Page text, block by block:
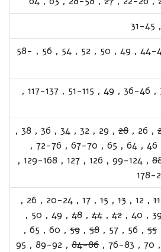
,
31-45
44-
,
49
,
50
,
52
,
54
,
56
,
58-
,
36-46
,
49
,
51-115
,
117-137
,
,
26
,
28
,
29
,
32
,
34
,
36
,
38
,
46
,
64
,
65
,
67-70
,
72-76
,
,
99-124
,
126
,
127
,
129-168
,
178-
11
,
12
,
13
,
15
,
17
,
20-24
,
26
,
39
,
40
,
42
,
44
,
48
,
49
,
50
,
55
,
56
,
57
,
58
,
59
,
60
,
65
,
,
70
,
76-83
,
84-86
,
89-92
,
95